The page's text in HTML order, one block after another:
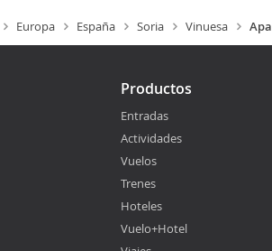
Europa España Soria Vinuesa
Productos
Entradas
Actividades
Vuelos
Trenes
Hoteles
Vuelo+Hotel